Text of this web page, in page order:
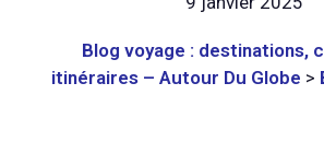
Blog voyage : destinations,
itinéraires – Autour Du Globe >